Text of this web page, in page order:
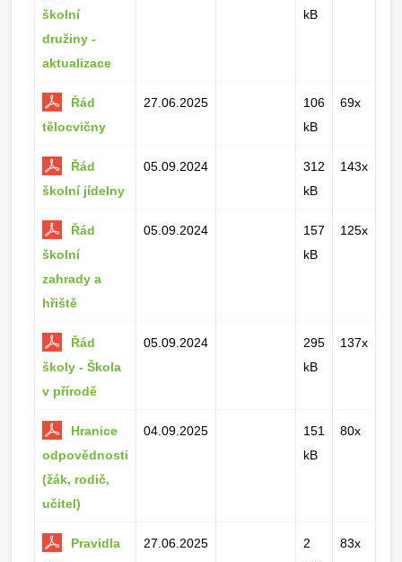
školní
družiny -
aktualizace
kB
Řád
tělocvičny
27.06.2025
106
kB
69x
Řád
školní jídelny
05.09.2024
312
kB
143x
Řád
školní
zahrady a
hřiště
05.09.2024
157
kB
125x
Řád
školy - Škola
v přírodě
05.09.2024
295
kB
137x
Hranice
odpovědnosti
(žák, rodič,
učitel)
04.09.2025
151
kB
80x
Pravidla
27.06.2025
2
83x